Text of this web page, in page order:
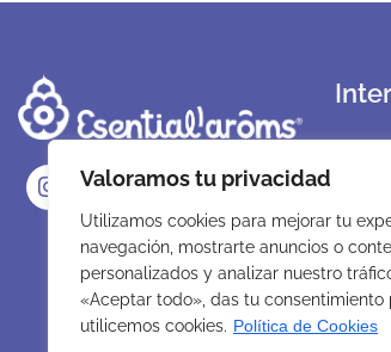
Valoramos tu privacidad
Utilizamos cookies para mejorar tu
navegación, mostrarte anuncios o
personalizados y analizar nuestro
«Aceptar todo», das tu consentimiento
utilicemos cookies. Política de Cookies